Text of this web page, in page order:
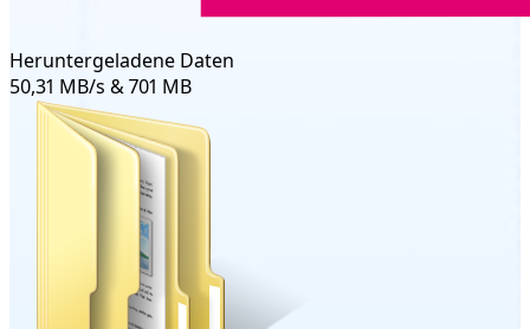
Heruntergeladene Daten
50,31 MB/s & 701 MB